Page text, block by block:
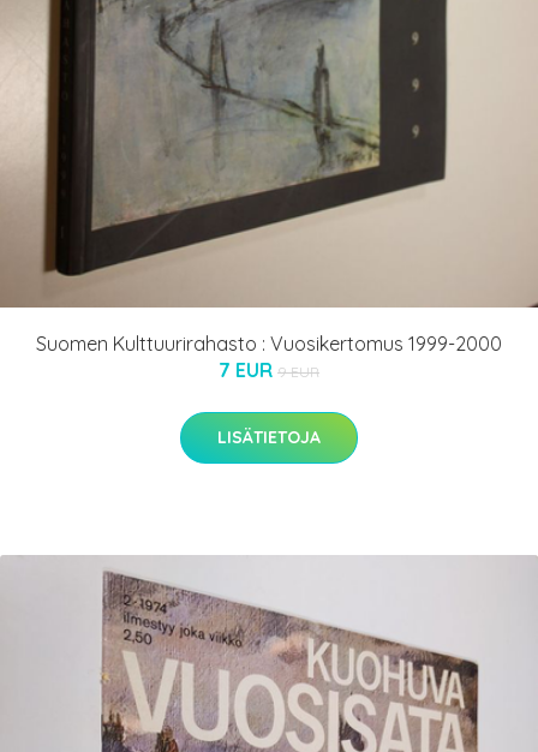
Suomen Kulttuurirahasto : Vuosikertomus 1999-2000
7 EUR 9 EUR
LISÄTIETOJA